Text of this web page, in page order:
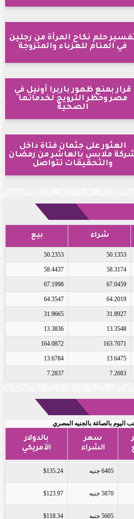
حلم نكاح المرأة من رجلين
في المنام للعزباء والمتزوجة
قرار بمنع ظهور باربرا أونيل في
مصر وحظر الترويج لخدماتها
الصحية
العثور على جثمان فتاة داخل
ملابس بالعاشر من رمضان
والتحقيقات تتواصل
شراء بيع
50.1353
50.2353
58.3174
58.4437
67.0459
67.1998
64.2019
64.3547
31.8927
31.9665
13.3548
13.3836
163.7071
164.0872
13.6475
13.6784
7.2683
7.2837
بالصاغة بالجنيه المصري
سعر
الشراء
بالدولار
الأمريكي
6405 جنيه $135.24
5870 جنيه $123.97
5605 جنيه $118.34